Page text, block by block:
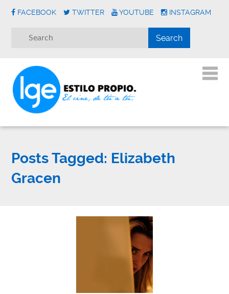
FACEBOOK TWITTER YOUTUBE INSTAGRAM
Posts Tagged: Elizabeth
Gracen